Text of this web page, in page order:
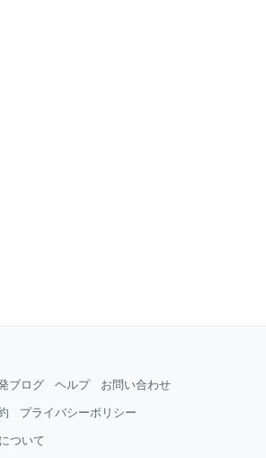
ブログ ヘルプ お問い合わせ
プライバシーポリシー
ついて